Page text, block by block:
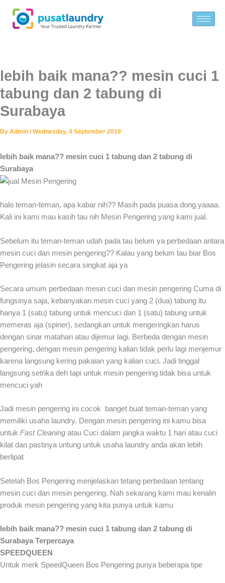
content
lebih baik mana?? mesin cuci 1
tabung dan 2 tabung di
Surabaya
By Admin /Wednesday, 4 September 2019
lebih baik mana?? mesin cuci 1 tabung dan 2 tabung di
Surabaya
halo teman-teman, apa kabar nih?? Masih pada puasa dong yaaaa.
Kali ini kami mau kasih tau nih Mesin Pengering yang kami jual.
Sebelum itu teman-teman udah pada tau belum ya perbedaan antara
mesin cuci dan mesin pengering?? Kalau yang belum tau biar Bos
Pengering jelasin secara singkat aja ya
Secara umum perbedaan mesin cuci dan mesin pengering Cuma di
fungsinya saja, kebanyakan mesin cuci yang 2 (dua) tabung itu
hanya 1 (satu) tabung untuk mencuci dan 1 (satu) tabung untuk
memeras aja (spiner), sedangkan untuk mengeringkan harus
dengan sinar matahari atau dijemur lagi. Berbeda dengan mesin
pengering, dengan mesin pengering kalian tidak perlu lagi menjemur
karena langsung kering pakaian yang kalian cuci. Jadi tinggal
langsung setrika deh tapi untuk mesin pengering tidak bisa untuk
mencuci yah
Jadi mesin pengering ini cocok banget buat teman-teman yang
memiliki usaha laundry. Dengan mesin pengering ini kamu bisa
untuk Fast Cleaning atau Cuci dalam jangka waktu 1 hari atau cuci
kilat dan pastinya untung untuk usaha laundry anda akan lebih
berlipat
Setelah Bos Pengering menjelaskan tetang perbedaan tentang
mesin cuci dan mesin pengering. Nah sekarang kami mau kenalin
produk mesin pengering yang kita punya untuk kamu
lebih baik mana?? mesin cuci 1 tabung dan 2 tabung di
Surabaya Terpercaya
SPEEDQUEEN
Untuk merk SpeedQueen Bos Pengering punya beberapa tipe